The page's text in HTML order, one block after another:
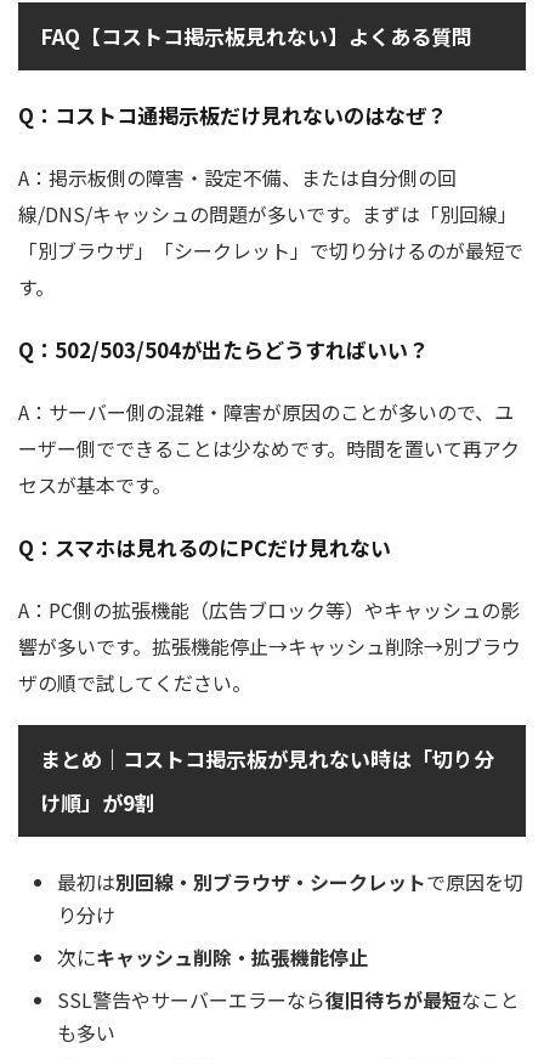
FAQ【コストコ掲示板見れない】よくある質問
Q：コストコ通掲示板だけ見れないのはなぜ？
A：掲示板側の障害・設定不備、または自分側の回
線/DNS/キャッシュの問題が多いです。まずは「別回線」
「別ブラウザ」「シークレット」で切り分けるのが最短で
す。
Q：502/503/504が出たらどうすればいい？
A：サーバー側の混雑・障害が原因のことが多いので、ユ
ーザー側でできることは少なめです。時間を置いて再アク
セスが基本です。
Q：スマホは見れるのにPCだけ見れない
A：PC側の拡張機能（広告ブロック等）やキャッシュの影
響が多いです。拡張機能停止→キャッシュ削除→別ブラウ
ザの順で試してください。
まとめ｜コストコ掲示板が見れない時は「切り分
け順」が9割
最初は別回線・別ブラウザ・シークレットで原因を切
り分け
次にキャッシュ削除・拡張機能停止
SSL警告やサーバーエラーなら復旧待ちが最短なこと
も多い